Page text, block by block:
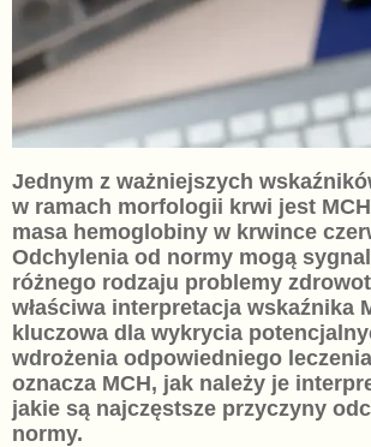
Jednym z ważniejszych
w ramach morfologii krwi jest
masa hemoglobiny w krwince
Odchylenia od normy mogą
różnego rodzaju problemy
właściwa interpretacja wskaźnika
kluczowa dla wykrycia
wdrożenia odpowiedniego
oznacza MCH, jak należy je
jakie są najczęstsze przyczyny
normy.